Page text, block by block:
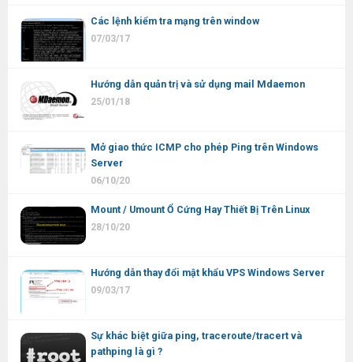
Các lệnh kiểm tra mạng trên window
07/03/17
Hướng dẫn quản trị và sử dụng mail Mdaemon
25/01/18
Mở giao thức ICMP cho phép Ping trên Windows
Server
06/10/20
Mount / Umount Ổ Cứng Hay Thiết Bị Trên Linux
28/10/20
Hướng dẫn thay đổi mật khẩu VPS Windows Server
09/03/17
Sự khác biệt giữa ping, traceroute/tracert và
pathping là gì ?